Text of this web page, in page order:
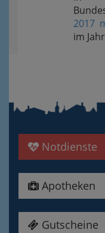
2017
im
Notdienste
Apotheken
Gutscheine